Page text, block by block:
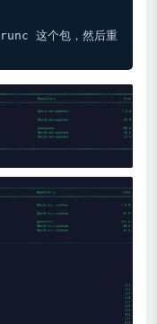
runc 这个包，然后重